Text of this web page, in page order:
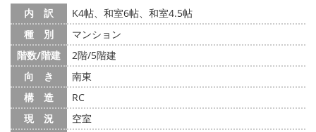
内 訳
K4帖、和室6帖、和室4.5帖
種 別
マンション
階数/階建
2階/5階建
向 き
南東
構 造
RC
現 況
空室